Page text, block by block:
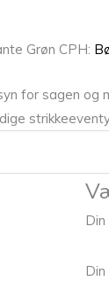
Grøn CPH:
for sagen